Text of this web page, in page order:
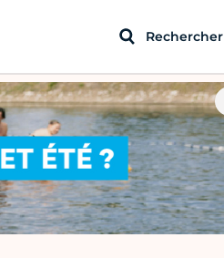
Rechercher